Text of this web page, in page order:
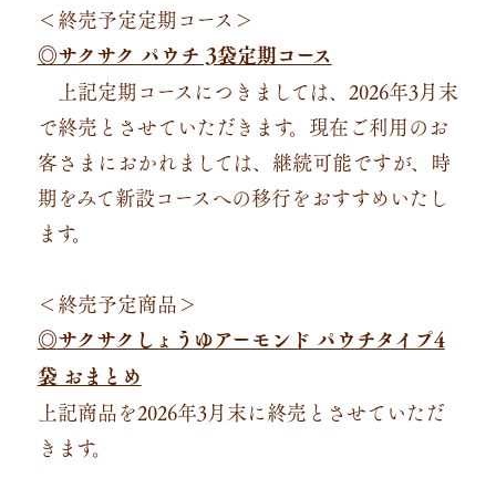
＜終売予定定期コース＞
◎サクサク パウチ 3袋定期コース
上記定期コースにつきましては、2026年3月末
で終売とさせていただきます。現在ご利用のお
客さまにおかれましては、継続可能ですが、時
期をみて新設コースへの移行をおすすめいたし
ます。
＜終売予定商品＞
◎サクサクしょうゆアーモンド パウチタイプ4
袋 おまとめ
上記商品を2026年3月末に終売とさせていただ
きます。